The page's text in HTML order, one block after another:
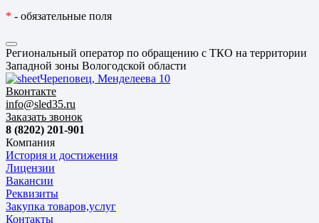
* - обязательные поля
Региональный оператор по обращению с ТКО на территории
Западной зоны Вологодской области
Череповец, Менделеева 10
Вконтакте
info@sled35.ru
Заказать звонок
8 (8202) 201-901
Компания
История и достижения
Лицензии
Вакансии
Реквизиты
Закупка товаров,услуг
Контакты